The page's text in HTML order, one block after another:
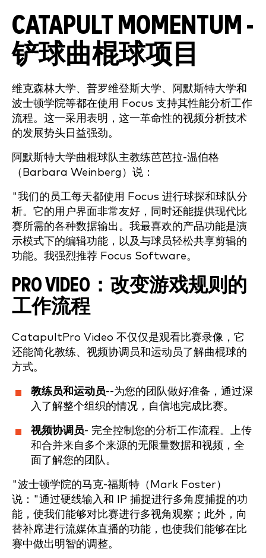
CATAPULT MOMENTUM -
铲球曲棍球项目
维克森林大学、普罗维登斯大学、阿默斯特大学和
波士顿学院等都在使用 Focus 支持其性能分析工作
流程。这一采用表明，这一革命性的视频分析技术
的发展势头日益强劲。
阿默斯特大学曲棍球队主教练芭芭拉-温伯格
（Barbara Weinberg）说：
"我们的员工每天都使用 Focus 进行球探和球队分
析。它的用户界面非常友好，同时还能提供现代比
赛所需的各种数据输出。我最喜欢的产品功能是演
示模式下的编辑功能，以及与球员轻松共享剪辑的
功能。我强烈推荐 Focus Software。
PRO VIDEO：改变游戏规则的
工作流程
CatapultPro Video 不仅仅是观看比赛录像，它
还能简化教练、视频协调员和运动员了解曲棍球的
方式。
教练员和运动员--为您的团队做好准备，通过深
入了解整个组织的情况，自信地完成比赛。
视频协调员- 完全控制您的分析工作流程。上传
和合并来自多个来源的无限量数据和视频，全
面了解您的团队。
"波士顿学院的马克-福斯特（Mark Foster）
说："通过硬线输入和 IP 捕捉进行多角度捕捉的功
能，使我们能够对比赛进行多视角观察；此外，向
替补席进行流媒体直播的功能，也使我们能够在比
赛中做出明智的调整。